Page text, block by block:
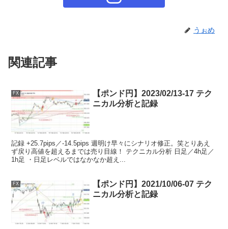
うぉめ
関連記事
FX
【ポンド円】2023/02/13-17 テク
ニカル分析と記録
記録 +25.7pips／-14.5pips 週明け早々にシナリオ修正。笑とりあえ
ず戻り高値を超えるまでは売り目線！ テクニカル分析 日足／4h足／
1h足 ・日足レベルではなかなか超え...
FX
【ポンド円】2021/10/06-07 テク
ニカル分析と記録